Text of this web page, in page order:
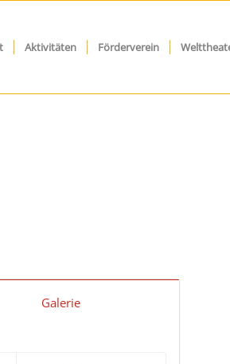
Aktivitäten Förderverein
Galerie